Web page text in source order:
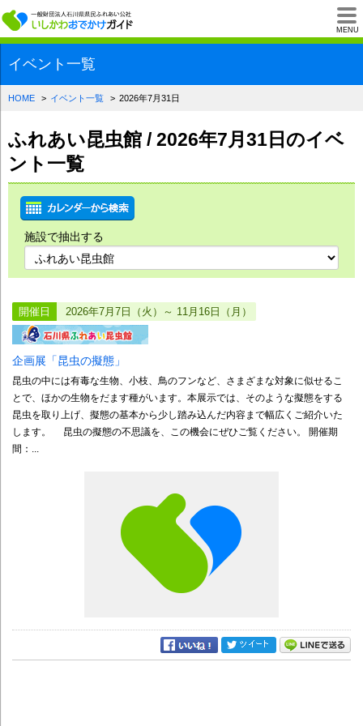
MENU
一般財団法人石川
イベント一覧
HOME イベント一覧 2026年7月31日
ふれあい昆虫館 / 2026年7月31日のイベ
ント一覧
施設で抽出する
開催日 2026年7月7日（火）～ 11月16日（月）
企画展「昆虫の擬態」
昆虫の中には有毒な生物、小枝、鳥のフンなど、さまざまな対象に似せるこ
とで、ほかの生物をだます種がいます。本展示では、そのような擬態をする
昆虫を取り上げ、擬態の基本から少し踏み込んだ内容まで幅広くご紹介いた
します。 昆虫の擬態の不思議を、この機会にぜひご覧ください。 開催期
間：...